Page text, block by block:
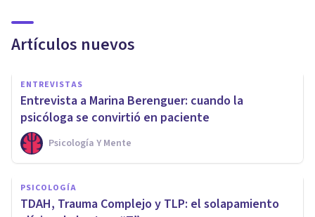
Artículos nuevos
ENTREVISTAS
Entrevista a Marina Berenguer: cuando la
psicóloga se convirtió en paciente
Psicología Y Mente
PSICOLOGÍA
TDAH, Trauma Complejo y TLP: el solapamiento